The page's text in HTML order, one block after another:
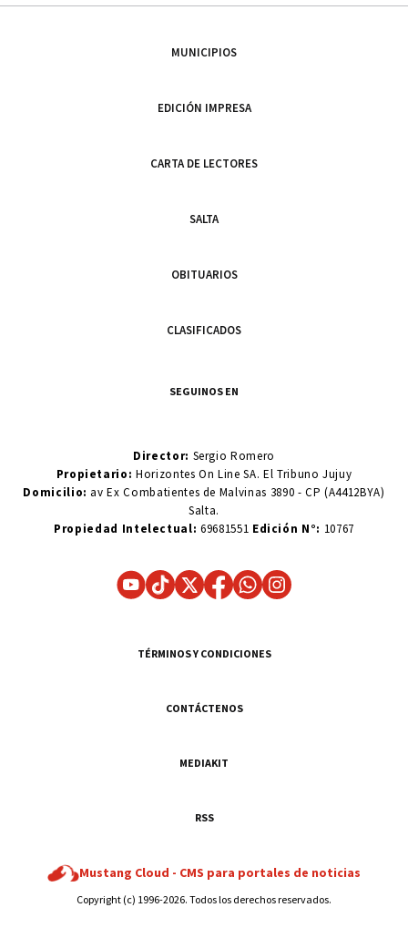
MUNICIPIOS
EDICIÓN IMPRESA
CARTA DE LECTORES
SALTA
OBITUARIOS
CLASIFICADOS
SEGUINOS EN
Director: Sergio Romero
Propietario:Horizontes On Line SA. El Tribuno Jujuy
Domicilio: av Ex Combatientes de Malvinas 3890 - CP (A4412BYA)
Salta.
Propiedad Intelectual: 69681551 Edición N°: 10767
TÉRMINOS Y CONDICIONES
CONTÁCTENOS
MEDIAKIT
RSS
Mustang Cloud - CMS para portales de noticias
Copyright (c) 1996-2026. Todos los derechos reservados.